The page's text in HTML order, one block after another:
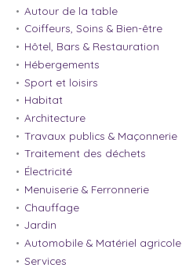
Autour de la table
Coiffeurs, Soins & Bien-être
Hôtel, Bars & Restauration
Hébergements
Sport et loisirs
Habitat
Architecture
Travaux publics & Maçonnerie
Traitement des déchets
Électricité
Menuiserie & Ferronnerie
Chauffage
Jardin
Automobile & Matériel agricole
Services